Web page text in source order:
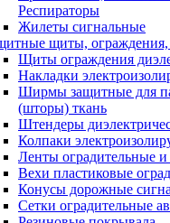
Респираторы
Жилеты сигнальные
щиты, ограждения,
Щиты ограждения
Накладки
Ширмы защитные для
(шторы) ткань
Штендеры
Колпаки
Ленты оградительные
Вехи пластиковые
Конусы дорожные
Сетки оградительные